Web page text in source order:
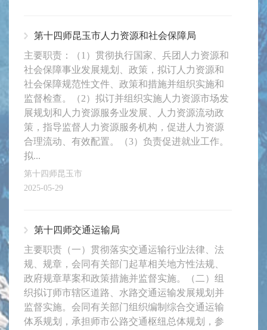
第十四师昆玉市人力资源和社会保障局
主要职责：（1）贯彻执行国家、兵团人力资源和
社会保障事业发展规划、政策，拟订人力资源和
社会保障规范性文件、政策和措施并组织实施和
监督检查。（2）拟订并组织实施人力资源市场发
展规划和人力资源服务业发展、人力资源流动政
策，指导监督人力资源服务机构，促进人力资源
合理流动、有效配置。（3）负责促进就业工作。
拟...
第十四师昆玉市
2025-05-29
第十四师交通运输局
主要职责（一）贯彻落实交通运输行业法律、法
规、规章，会同有关部门起草相关地方性法规、
政府规章草案和政策措施并监督实施。（二）组
织拟订师市辖区道路、水路交通运输发展规划并
监督实施。会同有关部门组织编制综合交通运输
体系规划，承担师市公路交通枢纽总体规划，参